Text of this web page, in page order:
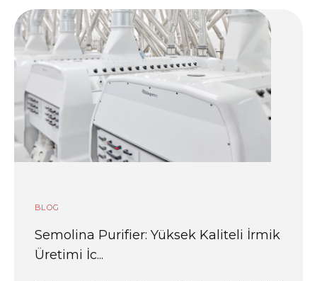
BLOG
Semolina Purifier: Yüksek Kaliteli İrmik
Üretimi İc...